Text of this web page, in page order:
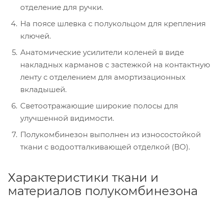
отделение для ручки.
На поясе шлевка с полукольцом для крепления
ключей.
Анатомические усилители коленей в виде
накладных карманов с застежкой на контактную
ленту с отделением для амортизационных
вкладышей.
Светоотражающие широкие полосы для
улучшенной видимости.
Полукомбинезон выполнен из износостойкой
ткани с водоотталкивающей отделкой (ВО).
Характеристики ткани и
материалов полукомбинезона